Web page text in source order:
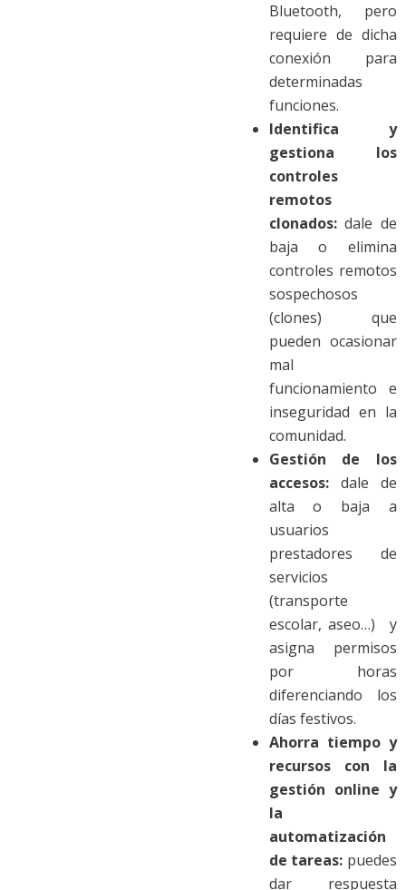
Bluetooth, pero
requiere de dicha
conexión para
determinadas
funciones.
Identifica y
gestiona los
controles
remotos
clonados:dale de
baja o elimina
controles remotos
sospechosos
(clones) que
pueden ocasionar
mal
funcionamiento e
inseguridad en la
comunidad.
Gestión de los
accesos:dale de
alta o baja a
usuarios
prestadores de
servicios
(transporte
escolar, aseo…) y
asigna permisos
por horas
diferenciando los
días festivos.
Ahorra tiempo y
recursos con la
gestión online y
la
automatización
de tareas: puedes
dar respuesta